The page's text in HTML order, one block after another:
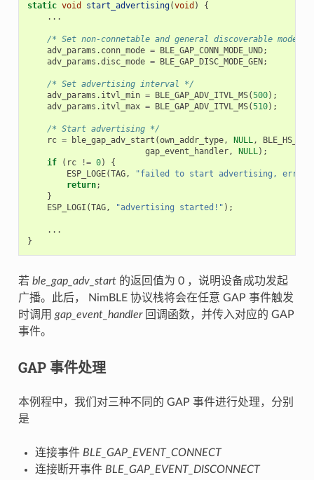
static void start_advertising(void )
{
...
/* Set non-connetable and general discoverable mode
adv_params . conn_mode = BLE_GAP_CONN_MODE_UND;
adv_params .disc_mode = BLE_GAP_DISC_MODE_GEN ;
/* Set advertising interval */
adv_params . itvl_min = BLE_GAP_ADV_ITVL_MS(500);
adv_params . itvl_max = BLE_GAP_ADV_ITVL_MS(510);
/* Start advertising */
rc = ble_gap_adv_start (own_addr_type, NULL,
gap_event_handler, NULL);
if
( rc != 0)
{
ESP_LOGE(TAG,
"failed to start advertising, error
return;
}
ESP_LOGI (TAG, "advertising started!" );
...
}
若 ble_gap_adv_start的返回值为 0 ，说明设备成功发起
广播。此后， NimBLE 协议栈将会在任意 GAP 事件触发
时调用 gap_event_handler回调函数，并传入对应的 GAP
事件。
GAP 事件处理
本例程中，我们对三种不同的 GAP 事件进行处理，分别
是
连接事件 BLE_GAP_EVENT_CONNECT
连接断开事件 BLE_GAP_EVENT_DISCONNECT